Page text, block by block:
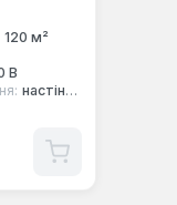
120 м²
В
настінний